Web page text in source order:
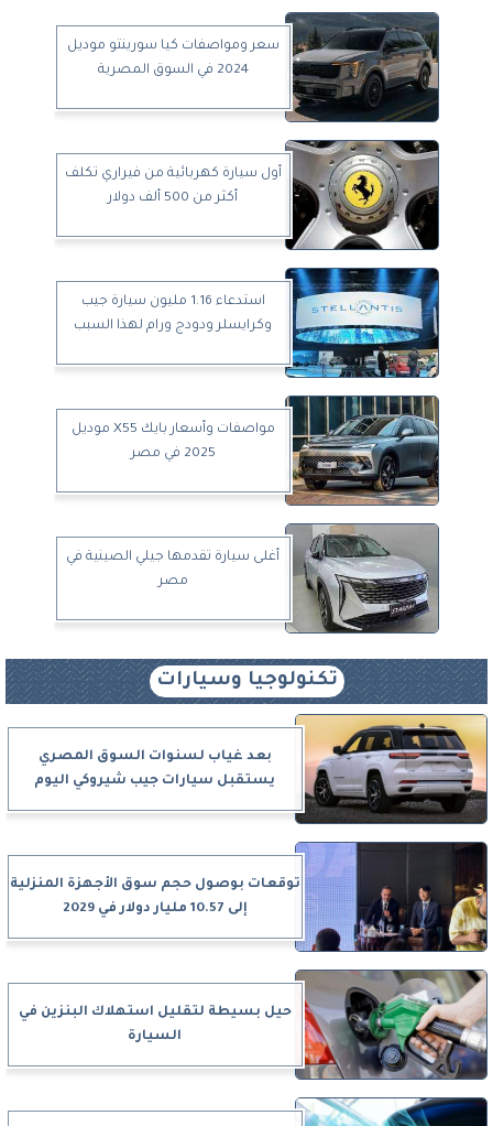
سعر ومواصفات كيا سورينتو موديل
2024 في السوق المصرية
أول سيارة كهربائية من فيراري تكلف
أكثر من 500 ألف دولار
استدعاء 1.16 مليون سيارة جيب
وكرايسلر ودودج ورام لهذا السبب
مواصفات وأسعار بايك X55 موديل
2025 في مصر
أغلى سيارة تقدمها جيلي الصينية في
مصر
تكنولوجيا وسيارات
بعد غياب لسنوات السوق المصري
يستقبل سيارات جيب شيروكي اليوم
توقعات بوصول حجم سوق الأجهزة المنزلية
إلى 10.57 مليار دولار في 2029
حيل بسيطة لتقليل استهلاك البنزين في
السيارة